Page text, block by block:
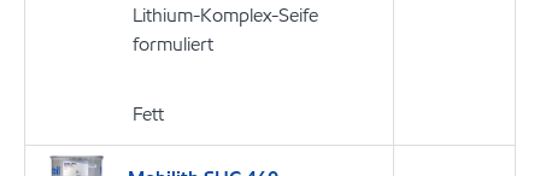
Lithium-Komplex-Seife
formuliert
Fett